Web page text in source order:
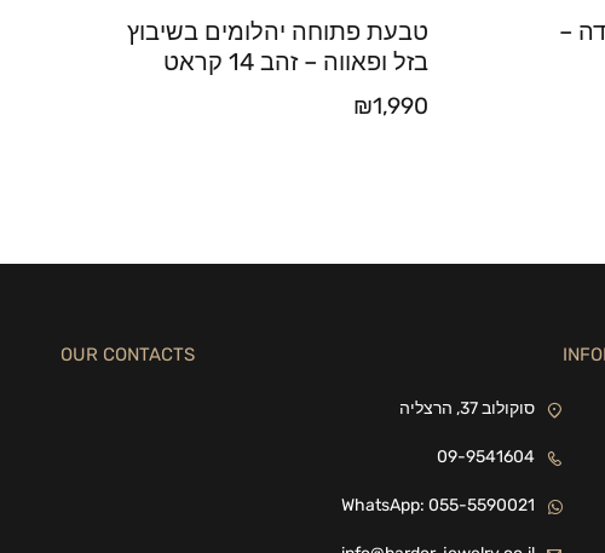
–
טבעת פתוחה יהלומים בשיבוץ
בזל ופאווה – זהב 14 קראט
₪1,990
OUR CONTACTS
סוקולוב 37, הרצליה
09-9541604
WhatsApp: 055-5590021